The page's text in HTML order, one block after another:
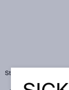
Startseite